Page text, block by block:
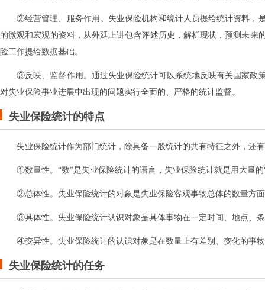
②经营管理、服务作用。失业保险机构和统计人员提给统计资料，
的微观和宏观的资料，从外延上讲包含评述历史，解析现状，预测未
险工作提给数据基础。
③反映、监督作用。通过失业保险统计可以系统地反映有关国家政
对失业保险事业进展中出现的问题实行全面的、严格的统计监督。
失业保险统计的特点
失业保险统计作为部门统计，除具备一般统计的共有特征之外，还
①数量性。“数”是失业保险统计的语言，失业保险统计就是用大量
②总体性。失业保险统计的对象是失业保险客观事物总体的数量方
③具体性。失业保险统计认识对象是具体事物在一定时间、地点、
④变异性。失业保险统计的认识对象是在数量上有差别、变化的事
失业保险统计的任务